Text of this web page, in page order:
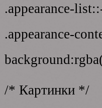
.appearance-
.appearance-
/* Картинки */